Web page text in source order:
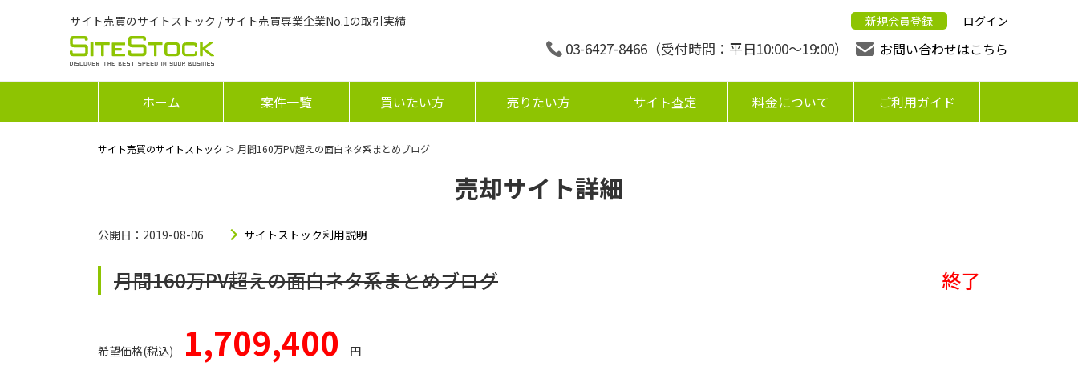
サイト売買のサイトストック / サイト売買専業企業No.1の取引実績 新規会員登録 ログイン
03-6427-8466 （受付時間：平日10:00〜19:00） お問い合わせはこちら
ホーム 案件一覧 買いたい方 売りたい方 サイト査定 料金について ご利用ガイド
サイト売買のサイトストック ＞ 月間160万PV超えの面白ネタ系まとめブログ
売却サイト詳細
公開日：2019-08-06 サイトストック利用説明
月間160万PV超えの面白ネタ系まとめブログ 終了
希望価格(税込) 1,709,400 円